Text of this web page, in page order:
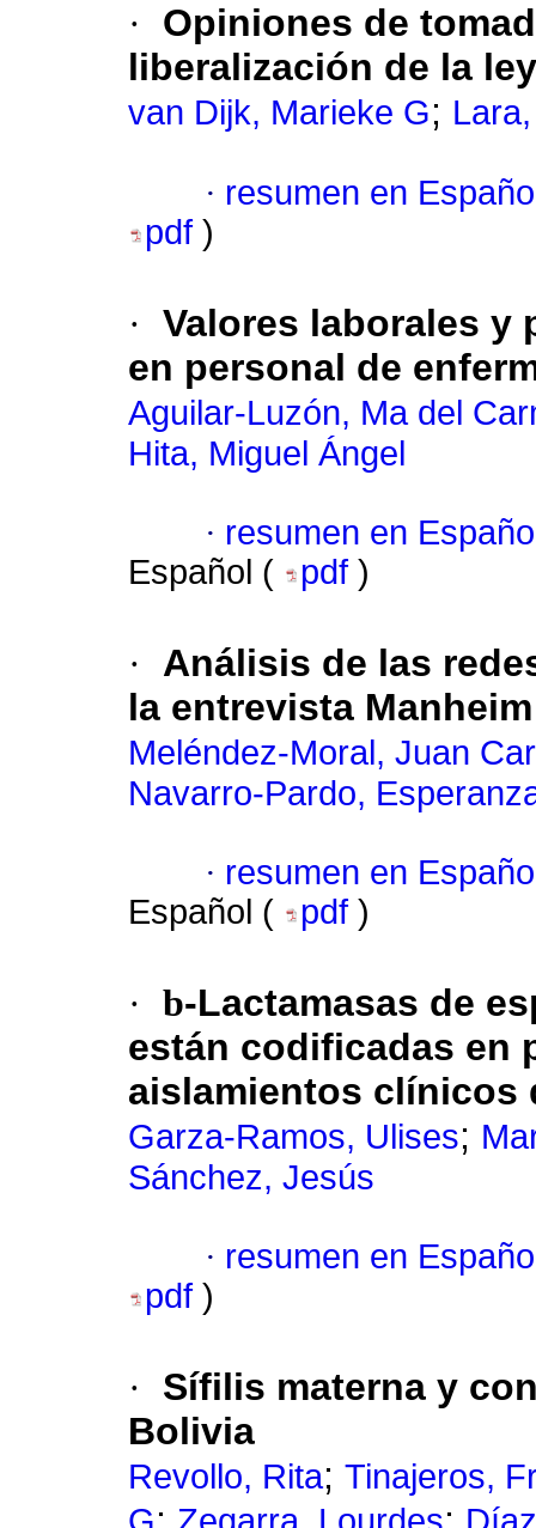
·
Opiniones de
liberalización de la
van Dijk, Marieke G;
· resumen en
pdf )
· Valores laborales y
en personal de
Aguilar-Luzón, Ma del
Hita, Miguel Ángel
· resumen en
Español (
pdf )
·
Análisis de las
la entrevista Manheim
Meléndez-Moral, Juan
Navarro-Pardo,
· resumen en
Español (
pdf )
· b-Lactamasas de
están codificadas en
aislamientos clínicos
Garza-Ramos, Ulises;
Sánchez, Jesús
· resumen en
pdf )
·
Sífilis materna y
Bolivia
Revollo, Rita; Tinajeros,